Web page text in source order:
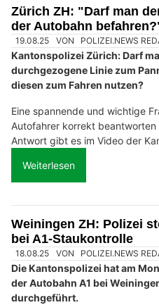
Zürich ZH: "Darf man
der Autobahn
19.08.25 VON POLIZEI.NEWS
Kantonspolizei Zürich: Darf
durchgezogene Linie zum
diesen zum Fahren nutzen?
Eine spannende und wichtige
Autofahrer korrekt
Antwort gibt es im Video der
Weiterlesen
Weiningen ZH: Polizei
bei A1-Staukontrolle
18.08.25 VON POLIZEI.NEWS
Die Kantonspolizei hat am
der Autobahn A1 bei
durchgeführt.